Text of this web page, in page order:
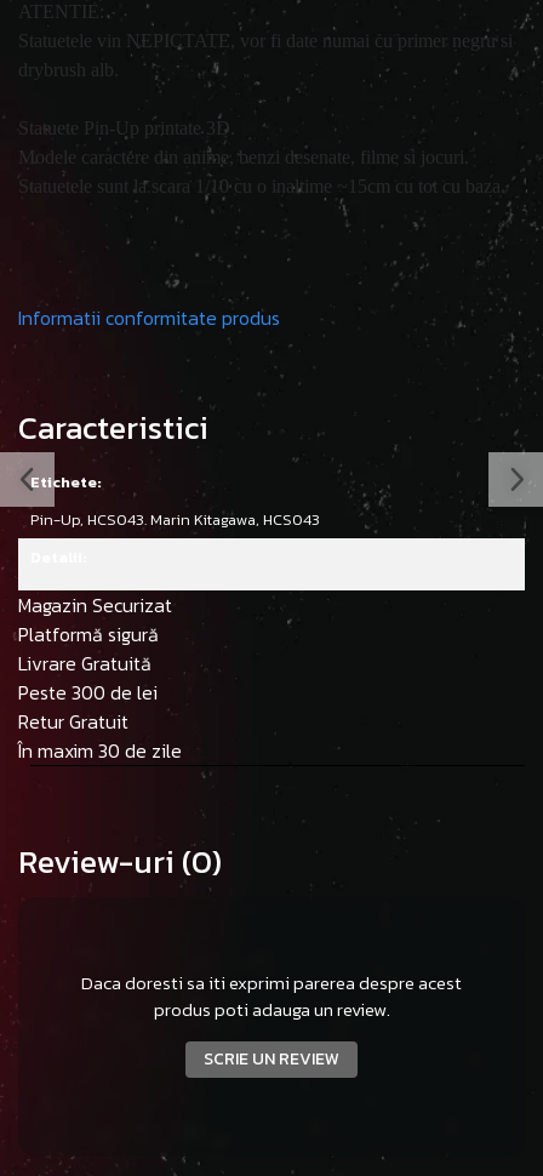
ATENTIE:
Statuetele vin NEPICTATE, vor fi date numai cu primer negru si
drybrush alb.
Statuete Pin-Up printate 3D.
Modele caractere din anime, benzi desenate, filme si jocuri.
Statuetele sunt la scara 1/10 cu o inaltime ~15cm cu tot cu baza.
Informatii conformitate produs
Caracteristici
Etichete:
Pin-Up, HCS043. Marin Kitagawa, HCS043
Magazin Securizat
Platformă sigură
Livrare Gratuită
Peste 300 de lei
Retur Gratuit
În maxim 30 de zile
Review-uri (0)
Daca doresti sa iti exprimi parerea despre acest
produs poti adauga un review.
SCRIE UN REVIEW